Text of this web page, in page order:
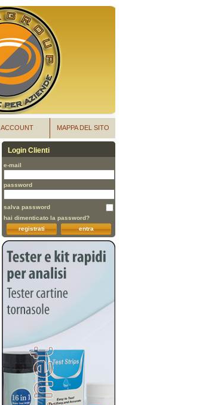
MAPPA DEL SITO
ACCOUNT
Login Clienti
e-mail
password
salva password
hai dimenticato la password?
entra
registrati